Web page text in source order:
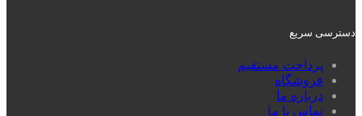
دسترسی سریع
پرداخت مستقیم
فروشگاه
درباره ما
تماس با ما